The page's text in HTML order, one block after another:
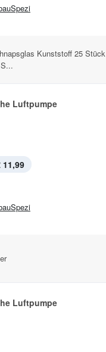
Kunststoff 25 Stück
Luftpumpe
11,99
Luftpumpe